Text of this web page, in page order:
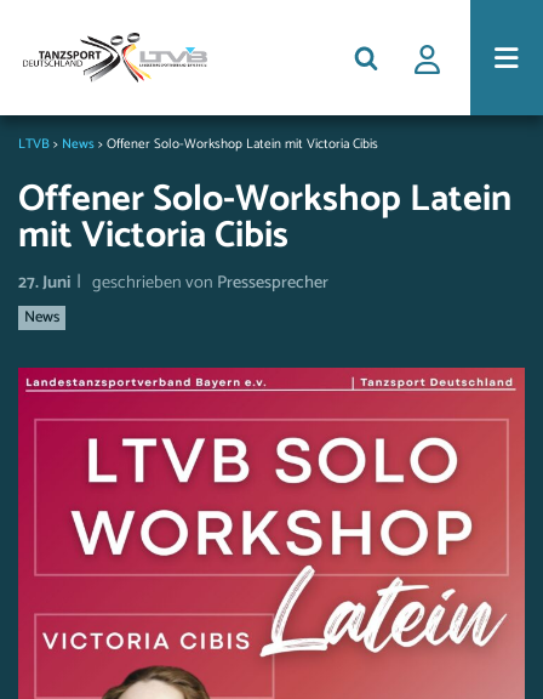
LTVB> News>Offener Solo-Workshop Latein mit Victoria Cibis
Offener Solo-Workshop Latein
mit Victoria Cibis
27. Juni | geschrieben von Pressesprecher
News